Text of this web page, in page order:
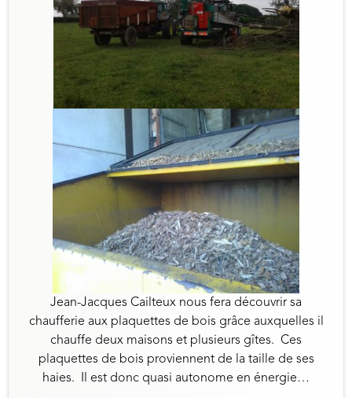
Jean-Jacques Cailteux nous fera découvrir sa
chaufferie aux plaquettes de bois grâce auxquelles il
chauffe deux maisons et plusieurs gîtes. Ces
plaquettes de bois proviennent de la taille de ses
haies. Il est donc quasi autonome en énergie…